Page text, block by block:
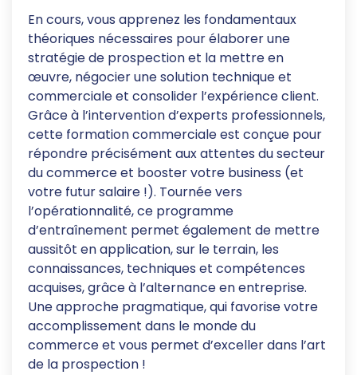
En cours, vous apprenez les fondamentaux
théoriques nécessaires pour élaborer une
stratégie de prospection et la mettre en
œuvre, négocier une solution technique et
commerciale et consolider l’expérience client.
Grâce à l’intervention d’experts professionnels,
cette formation commerciale est conçue pour
répondre précisément aux attentes du secteur
du commerce et booster votre business (et
votre futur salaire !). Tournée vers
l’opérationnalité, ce programme
d’entraînement permet également de mettre
aussitôt en application, sur le terrain, les
connaissances, techniques et compétences
acquises, grâce à l’alternance en entreprise.
Une approche pragmatique, qui favorise votre
accomplissement dans le monde du
commerce et vous permet d’exceller dans l’art
de la prospection !